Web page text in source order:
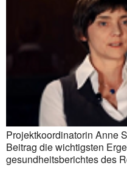
Projektkoordinatorin Anne
Beitrag die wichtigsten
gesund­heits­berichtes des